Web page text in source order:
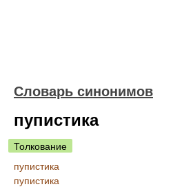
Словарь синонимов
пупистика
Толкование
пупистика
пупистика